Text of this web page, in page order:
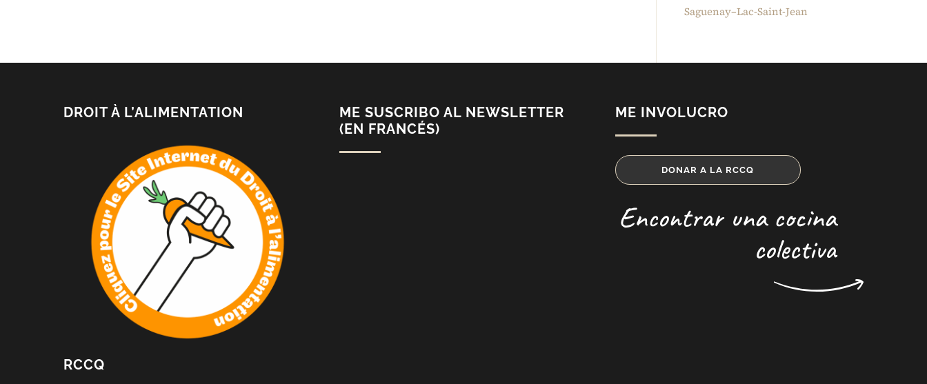
Saguenay–Lac-Saint-Jean
DROIT À L’ALIMENTATION
RCCQ
ME SUSCRIBO AL NEWSLETTER
(EN FRANCÉS)
ME INVOLUCRO
DONAR A LA RCCQ
Encontrar una cocina
colectiva